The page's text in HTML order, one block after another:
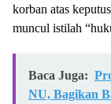
korban atas
muncul istilah
Baca Juga:
NU, Bagikan